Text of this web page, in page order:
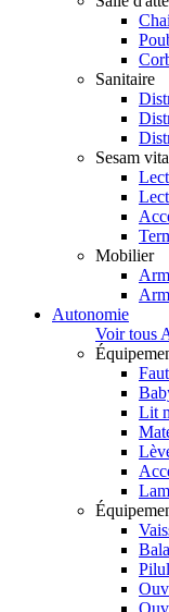
Sanitaire
Sesam
Mobilier
Autonomie
Voir tous
Lit